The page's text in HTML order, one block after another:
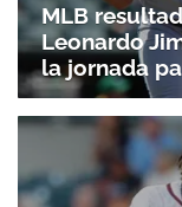
MLB
Leonardo
la jornada